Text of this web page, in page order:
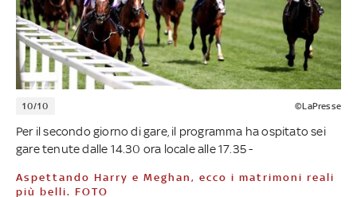
10/10 ©LaPresse
Per il secondo giorno di gare, il programma ha ospitato sei
gare tenute dalle 14.30 ora locale alle 17.35 -
Aspettando Harry e Meghan, ecco i matrimoni reali
più belli. FOTO